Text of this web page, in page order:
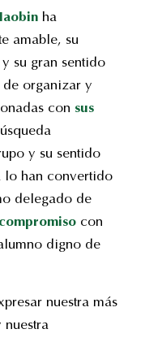
ha
amable, su
su gran sentido
organizar y
con sus
y su sentido
lo han convertido
delegado de
con
digno de
nuestra más
nuestra